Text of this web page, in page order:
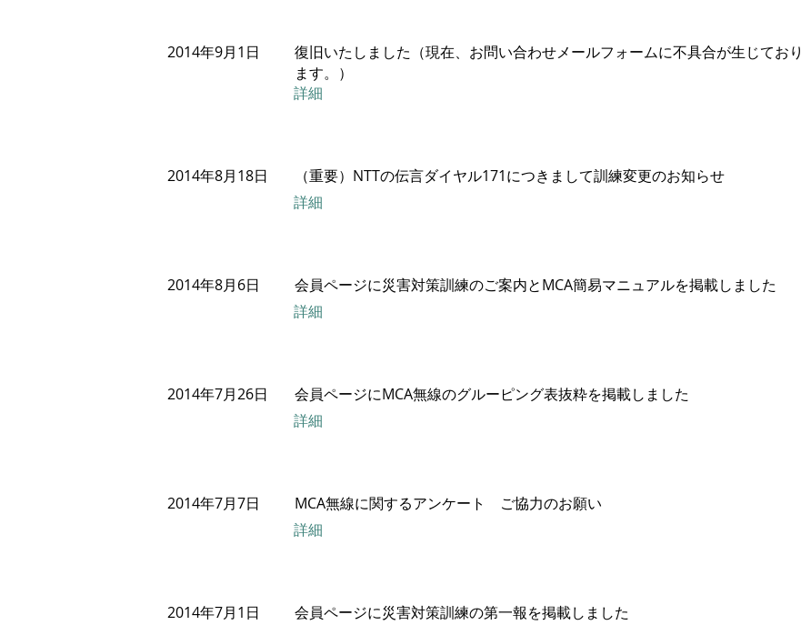
2014年9月1日
復旧いたしました（現在、お問い合わせメールフォームに不具合が生じており
ます。）
詳細
2014年8月18日 （重要）NTTの伝言ダイヤル171につきまして訓練変更のお知らせ
詳細
2014年8月6日 会員ページに災害対策訓練のご案内とMCA簡易マニュアルを掲載しました
詳細
2014年7月26日 会員ページにMCA無線のグルーピング表抜粋を掲載しました
詳細
2014年7月7日 MCA無線に関するアンケート ご協力のお願い
詳細
2014年7月1日 会員ページに災害対策訓練の第一報を掲載しました